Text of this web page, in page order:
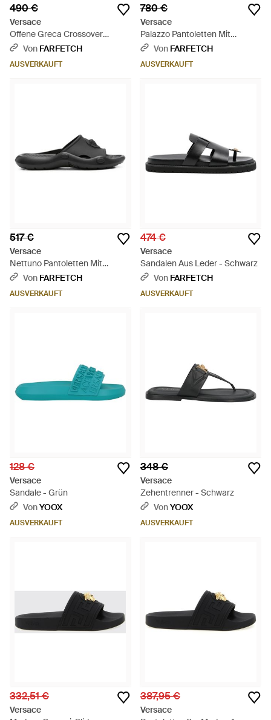
490 €
Versace
Offene Greca Crossover
Sandalen - Blau
Von FARFETCH
AUSVERKAUFT
780 €
Versace
Palazzo Pantoletten Mit
Medusa - Schwarz
Von FARFETCH
AUSVERKAUFT
517 €
Versace
Nettuno Pantoletten Mit
Medusa-Kopf - Weiß
Von FARFETCH
AUSVERKAUFT
474 €
Versace
Sandalen Aus Leder - Schwarz
Von FARFETCH
AUSVERKAUFT
128 €
Versace
Sandale - Grün
VonYOOX
AUSVERKAUFT
348 €
Versace
Zehentrenner - Schwarz
VonYOOX
AUSVERKAUFT
332,51 €
Versace
387,95 €
Versace